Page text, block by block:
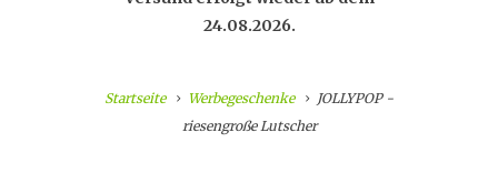
24.08.2026.
Startseite Werbegeschenke
JOLLYPOP -
riesengroße Lutscher